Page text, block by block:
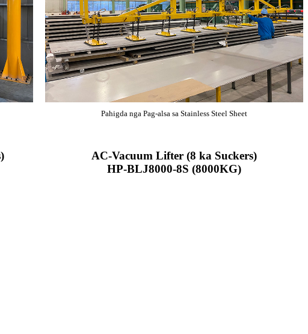
Pahigda nga Pag-alsa sa Stainless Steel Sheet
AC-Vacuum Lifter (8 ka Suckers)
HP-BLJ8000-8S (8000KG)